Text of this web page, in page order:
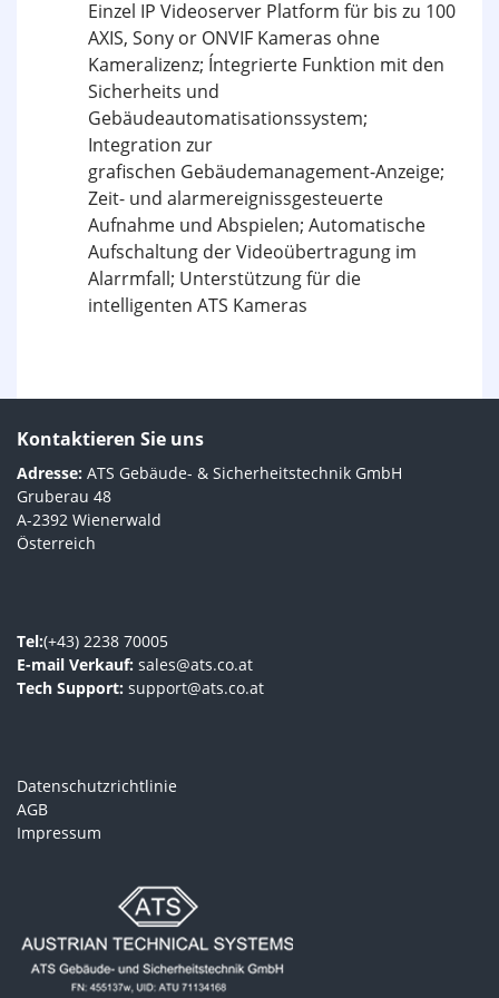
Einzel IP Videoserver Platform für bis zu 100
AXIS, Sony or ONVIF Kameras ohne
Kameralizenz; Íntegrierte Funktion mit den
Sicherheits und
Gebäudeautomatisationssystem;
Integration zur
grafischen Gebäudemanagement-Anzeige;
Zeit- und alarmereignissgesteuerte
Aufnahme und Abspielen; Automatische
Aufschaltung der Videoübertragung im
Alarrmfall; Unterstützung für die
intelligenten ATS Kameras
Kontaktieren Sie uns
Adresse: ATS Gebäude- & Sicherheitstechnik GmbH
Gruberau 48
A-2392 Wienerwald
Österreich
Tel:(+43) 2238 70005
E-mail Verkauf: sales@ats.co.at
Tech Support: support@ats.co.at
Datenschutzrichtlinie
AGB
Impressum